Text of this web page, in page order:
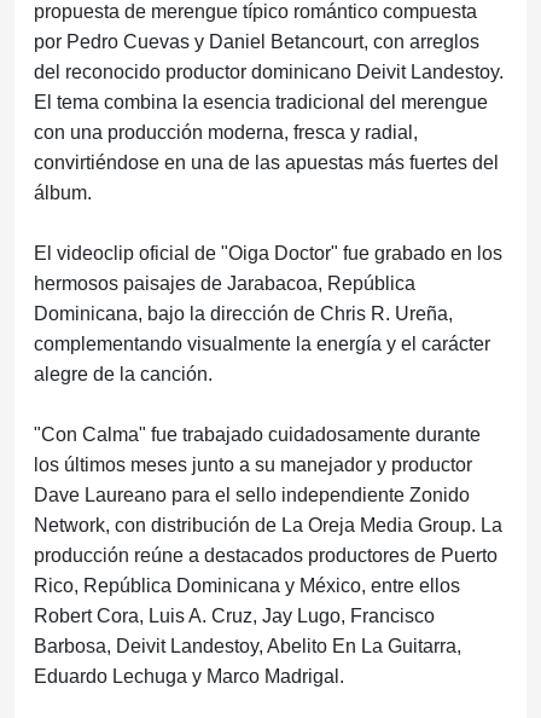
propuesta de merengue típico romántico compuesta
por Pedro Cuevas y Daniel Betancourt, con arreglos
del reconocido productor dominicano Deivit Landestoy.
El tema combina la esencia tradicional del merengue
con una producción moderna, fresca y radial,
convirtiéndose en una de las apuestas más fuertes del
álbum.
El videoclip oficial de "Oiga Doctor" fue grabado en los
hermosos paisajes de Jarabacoa, República
Dominicana, bajo la dirección de Chris R. Ureña,
complementando visualmente la energía y el carácter
alegre de la canción.
"Con Calma" fue trabajado cuidadosamente durante
los últimos meses junto a su manejador y productor
Dave Laureano para el sello independiente Zonido
Network, con distribución de La Oreja Media Group. La
producción reúne a destacados productores de Puerto
Rico, República Dominicana y México, entre ellos
Robert Cora, Luis A. Cruz, Jay Lugo, Francisco
Barbosa, Deivit Landestoy, Abelito En La Guitarra,
Eduardo Lechuga y Marco Madrigal.